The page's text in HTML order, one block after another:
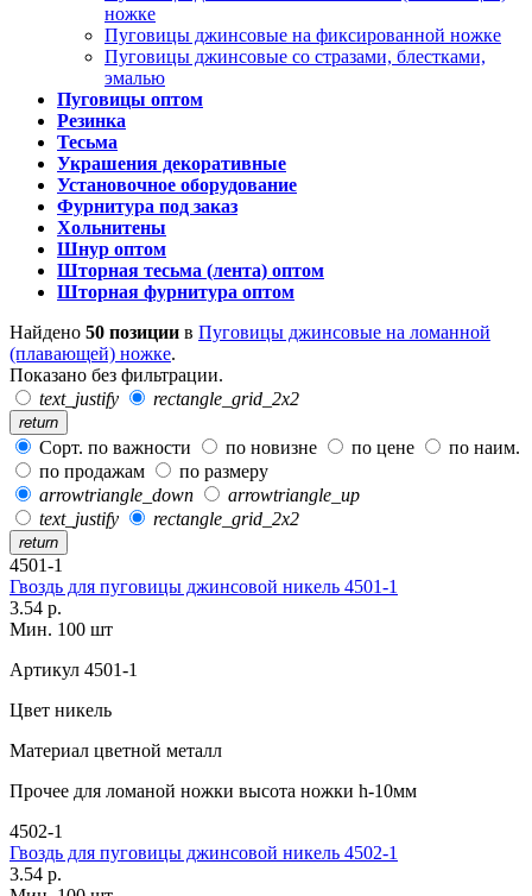
ножке
Пуговицы джинсовые на фиксированной ножке
Пуговицы джинсовые со стразами, блестками,
эмалью
Пуговицы оптом
Резинка
Тесьма
Украшения декоративные
Установочное оборудование
Фурнитура под заказ
Хольнитены
Шнур оптом
Шторная тесьма (лента) оптом
Шторная фурнитура оптом
Найдено 50 позиции в Пуговицы джинсовые на ломанной
(плавающей) ножке.
Показано без фильтрации.
text_justify
rectangle_grid_2x2
return
Сорт. по важности по новизне по цене
по наим.
по продажам
по размеру
arrowtriangle_down
arrowtriangle_up
text_justify
rectangle_grid_2x2
return
4501-1
Гвоздь для пуговицы джинсовой никель 4501-1
3.54 р.
Мин. 100 шт
Артикул 4501-1
Цвет никель
Материал цветной металл
Прочее для ломаной ножки высота ножки h-10мм
4502-1
Гвоздь для пуговицы джинсовой никель 4502-1
3.54 р.